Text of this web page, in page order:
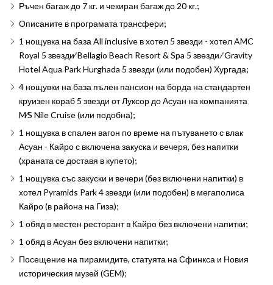
Ръчен багаж до 7 кг. и чекиран багаж до 20 кг.;
Описаните в програмата трансфери;
1 нощувка на база All inclusive в хотел 5 звезди - хотел AMC
Royal 5 звезди∕ Bellagio Beach Resort & Spa 5 звезди ∕ Gravity
Hotel Aqua Park Hurghada 5 звезди (или подобен) Хургада;
4 нощувки на база пълен пансион на борда на стандартен
круизен кораб 5 звезди от Луксор до Асуан на компанията
M∕S Nile Cruise (или подобна);
1 нощувка в спален вагон по време на пътуването с влак
Асуан - Кайро с включена закуска и вечеря, без напитки
(храната се доставя в купето);
1 нощувка със закуски и вечери (без включени напитки) в
хотел Pyramids Park 4 звезди (или подобен) в мегаполиса
Кайро (в района на Гиза);
1 обяд в местен ресторант в Кайро без включени напитки;
1 обяд в Асуан без включени напитки;
Посещение на пирамидите, статуята на Сфинкса и Новия
историческия музей (GEM);